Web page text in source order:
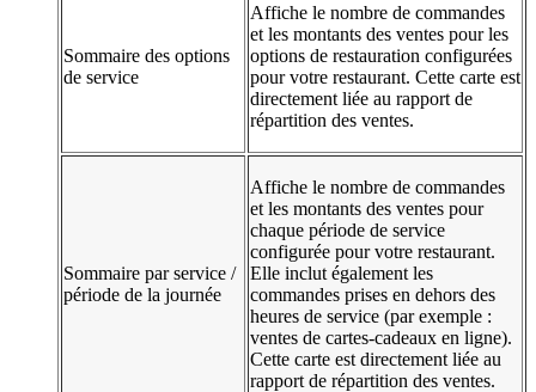
Sommaire des options
de service
Affiche le nombre de commandes
et les montants des ventes pour les
options de restauration configurées
pour votre restaurant. Cette carte est
directement liée au rapport de
répartition des ventes.
Sommaire par service /
période de la journée
Affiche le nombre de commandes
et les montants des ventes pour
chaque période de service
configurée pour votre restaurant.
Elle inclut également les
commandes prises en dehors des
heures de service (par exemple :
ventes de cartes-cadeaux en ligne).
Cette carte est directement liée au
rapport de répartition des ventes.